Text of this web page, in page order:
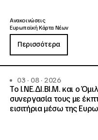
Ανακοινώσεις
Ευρωπαϊκή Κάρτα Νέων
Περισσότερα
03 · 08 · 2026
Το Ι.ΝΕ.ΔΙ.ΒΙ.Μ. και o
συνεργασία τους με
εισιτήρια μέσω της